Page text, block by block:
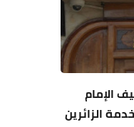
الإمام
الزائرين